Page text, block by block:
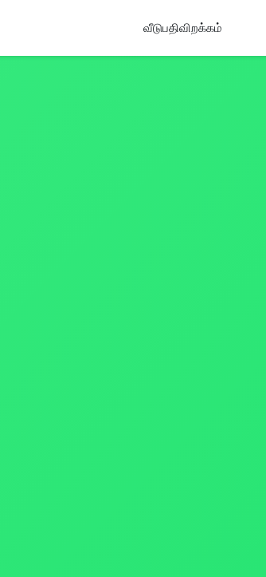
வீடுபதிவிறக்கம்